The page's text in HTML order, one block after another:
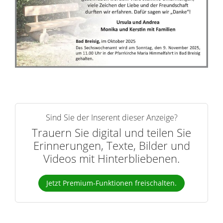
r
n
Sind Sie der Inserent dieser Anzeige?
Trauern Sie digital und teilen Sie
Erinnerungen, Texte, Bilder und
Videos mit Hinterbliebenen.
Jetzt Premium-Funktionen freischalten.